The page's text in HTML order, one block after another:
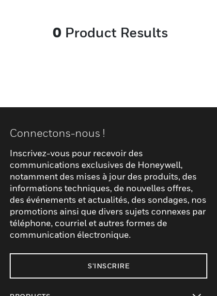
0 Product Results
Connectons-nous !
Inscrivez-vous pour recevoir des
communications exclusives de Honeywell,
notamment des mises à jour des produits, des
informations techniques, de nouvelles offres,
des événements et actualités, des sondages, nos
promotions ainsi que divers sujets connexes par
téléphone, courriel et autres formes de
communication électronique.
S'INSCRIRE